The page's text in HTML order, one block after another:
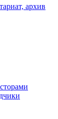
архив